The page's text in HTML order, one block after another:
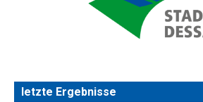
letzte Ergebnisse